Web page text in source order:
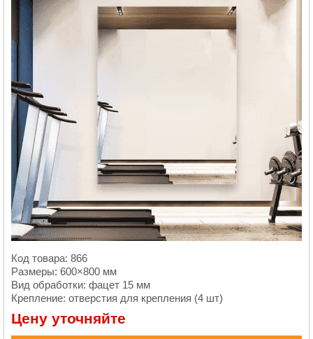
Код товара: 866
Размеры: 600×800 мм
Вид обработки: фацет 15 мм
Крепление: отверстия для крепления (4 шт)
Цену уточняйте